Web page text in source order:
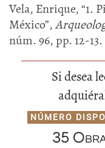
Vela, Enrique, “1.
México”,
núm. 96, pp. 12-13.
Si desea
NÚMERO
35